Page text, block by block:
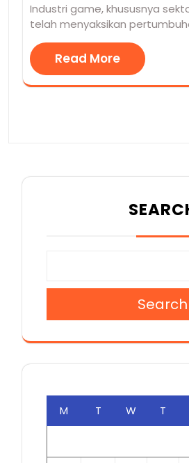
Industri game, khususnya
telah menyaksikan
Read More
Search
M T W T